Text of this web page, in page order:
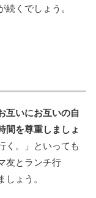
くでしょう。
互いにお互いの自
間を尊重しましょ
く。」といっても
友とランチ行
ょう。